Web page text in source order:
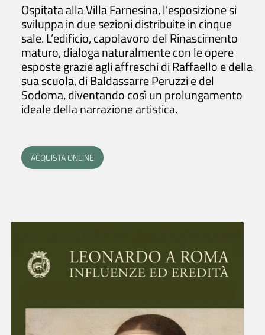
Ospitata alla Villa Farnesina, l’esposizione si
sviluppa in due sezioni distribuite in cinque
sale. L’edificio, capolavoro del Rinascimento
maturo, dialoga naturalmente con le opere
esposte grazie agli affreschi di Raffaello e della
sua scuola, di Baldassarre Peruzzi e del
Sodoma, diventando così un prolungamento
ideale della narrazione artistica.
ACQUISTA ONLINE
+39 06 68 02 72 68
Via della Lungara, 230 - 00165 Roma